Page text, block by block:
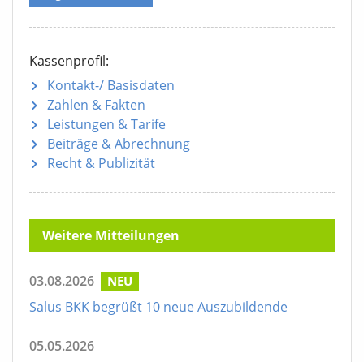
Kassenprofil:
Kontakt-/ Basisdaten
Zahlen & Fakten
Leistungen & Tarife
Beiträge & Abrechnung
Recht & Publizität
Weitere Mitteilungen
03.08.2026 NEU
Salus BKK begrüßt 10 neue Auszubildende
05.05.2026